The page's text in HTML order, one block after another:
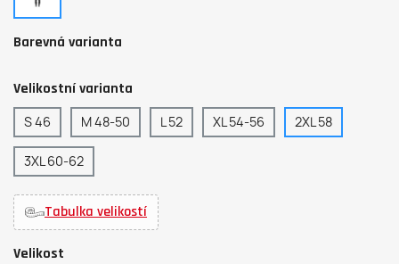
Barevná varianta
Velikostní varianta
S 46 M 48-50 L 52 XL 54-56 2XL 58
3XL 60-62
Tabulka velikostí
Velikost